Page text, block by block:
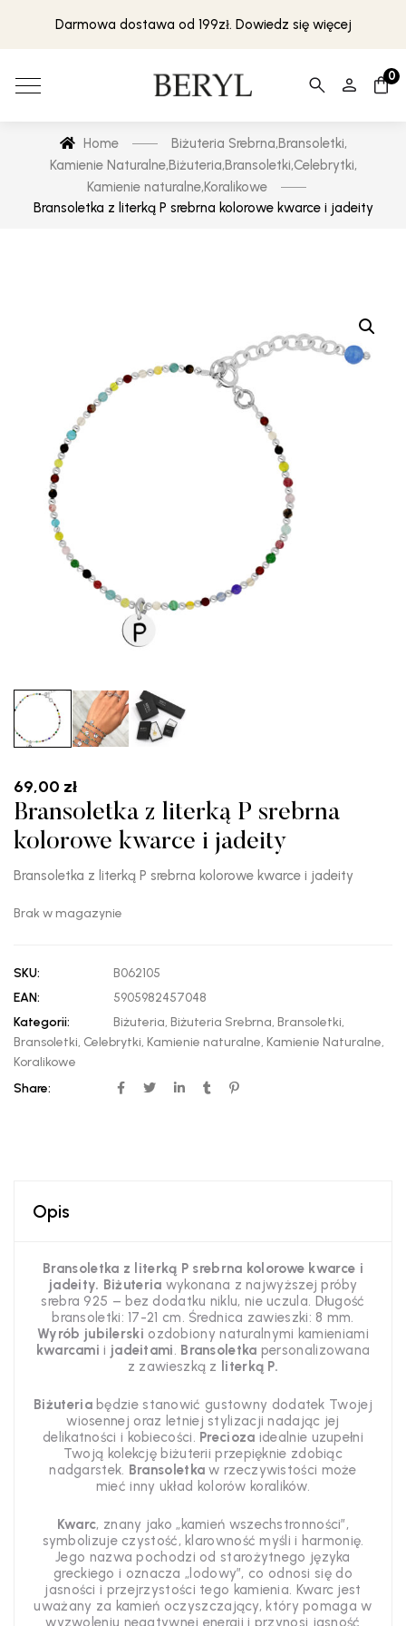
Darmowa dostawa od 199zł. Dowiedz się więcej
0
Home Biżuteria Srebrna,Bransoletki,
Kamienie Naturalne,Biżuteria,Bransoletki,Celebrytki,
Kamienie naturalne,Koralikowe
Bransoletka z literką P srebrna kolorowe kwarce i jadeity
69,00 zł
Bransoletka z literką P srebrna
kolorowe kwarce i jadeity
Bransoletka z literką P srebrna kolorowe kwarce i jadeity
Brak w magazynie
SKU:
B062105
EAN:
5905982457048
Kategorii:
Biżuteria, Biżuteria Srebrna, Bransoletki,
Bransoletki, Celebrytki, Kamienie naturalne, Kamienie Naturalne,
Koralikowe
Share:
Opis
Bransoletka z literką P srebrna kolorowe kwarce i
jadeity. Biżuteria wykonana z najwyższej próby
srebra 925 – bez dodatku niklu, nie uczula. Długość
bransoletki: 17-21 cm. Średnica zawieszki: 8 mm.
Wyrób jubilerski ozdobiony naturalnymi kamieniami
kwarcami i jadeitami. Bransoletka personalizowana
z zawieszką z
literką P.
Biżuteria będzie stanowić gustowny dodatek Twojej
wiosennej oraz letniej stylizacji nadając jej
delikatności i kobiecości. Precioza idealnie uzupełni
Twoją kolekcję biżuterii przepięknie zdobiąc
nadgarstek. Bransoletka w rzeczywistości może
mieć inny układ kolorów koralików.
Kwarc, znany jako „kamień wszechstronności”,
symbolizuje czystość, klarowność myśli i harmonię.
Jego nazwa pochodzi od starożytnego języka
greckiego i oznacza „lodowy”, co odnosi się do
jasności i przejrzystości tego kamienia. Kwarc jest
uważany za kamień oczyszczający, który pomaga w
wyzwoleniu negatywnej energii i przynosi jasność